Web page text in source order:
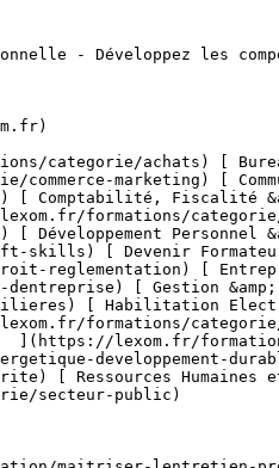
Professionnels ](https://lexom.fr/formations/categorie/communication-evenementiel/organisation-devenements-professionnels) [    Parcours Métier &amp; Découverte ](https://lexom.fr/formations/categorie/communication-evenementiel/parcours-metier-decouverte-12) 

  [ Voir toutes les formations communication &amp; evènementiel    ](https://lexom.fr/formations/categorie/communication-evenementiel) 

  ![Comptabilité, Fiscalité & Gestion](https://lexom.fr/tenancy/assets/categories/small/dVNgmt1tZIUD9woC2rbZbOZoxRUJOR1Gwbjw9vaD.webp) 

 #### Comptabilité, Fiscalité &amp; Gestion 

  Maîtrisez les chiffres, sécurisez vos décisions et pilotez la performance de votre entreprise.

 #####  Domaines de formation 

 [    Comptabilité Générale &amp; Analytique ](https://lexom.fr/formations/categorie/comptabilite-fiscalite-gestion/comptabilite-generale-analytique) [    Contrôle de Gestion &amp; Tableaux de Bord ](https://lexom.fr/formations/categorie/comptabilite-fiscalite-gestion/controle-de-gestion-tableaux-de-bord) [    Fiscalité &amp; Obligations Légales ](https://lexom.fr/formations/categorie/comptabilite-fiscalite-gestion/fiscalite-obligations-legales) [    Gestion Financière &amp; Trésorerie ](https://lexom.fr/formations/categorie/comptabilite-fiscalite-gestion/gestion-financiere-tresorerie) [    Outils de Gestion ](https://lexom.fr/formations/categorie/comptabilite-fiscalite-gestion/outils-de-gestion) [    Parcours Métier &amp; Découverte ](https://lexom.fr/formations/categorie/comptabilite-fiscalite-gestion/parcours-metier-decouverte-2) 

  [ Voir toutes les formations comptabilité, fiscalité &amp; gestion    ](https://lexom.fr/formations/categorie/comptabilite-fiscalite-gestion) 

  ![Design & Création Digitale](https://lexom.fr/tenancy/assets/categories/small/fPTxm2WjoWh7SmGhU1DYvTe3UbKEDe2rjoP3meAQ.webp) 

 #### Design &amp; Création Digitale 

  Alliez créativité et impact pour donner vie à vos projets digitaux.

 #####  Domaines de formation 

 [    DAO - 3D &amp; CAO ](https://lexom.fr/formations/categorie/design-creation-digitale/dao-3d-cao) [    Graphisme &amp; Design ](https://lexom.fr/formations/categorie/design-creation-digitale/graphisme-design) [    PAO ](https://lexom.fr/formations/categorie/design-creation-digitale/pao) [    Vidéo &amp; Motion Design ](https://lexom.fr/formations/categorie/design-creation-digitale/video-motion-design) 

  [ Voir toutes les formations design &amp; création digitale    ](https://lexom.fr/formations/categorie/design-creation-digitale) 

  ![Développement Informatique](https://lexom.fr/tenancy/assets/categories/small/OcGQIL0de4biUAG0T5MDyjqX9dNcM1J0zHqhyv1c.webp) 

 #### Développement Informatique 

  Devenez acteur du numérique : développez vos compétences en programmation et créez les solutions de demain.

 #####  Domaines de formation 

 [    Applications &amp; Logiciels ](https://lexom.fr/formations/categorie/developpement-informatique/applications-logiciels) [    Ba